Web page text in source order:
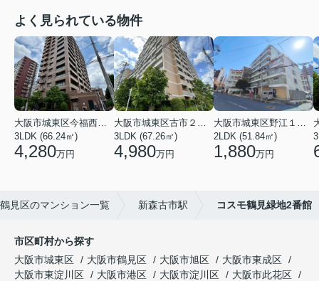
よく見られている物件
3LDK (66.24㎡)
4,280万円
3LDK (67.26㎡)
4,980万円
2LDK (51.84㎡)
1,880万円
見区のマンション一覧 新森古市駅 コスモ鶴見緑地2番館
市区町村から探す
大阪市城東区
大阪市鶴見区 大阪市旭区
大阪市東成区
大阪市東淀川区
大阪市港区 大阪市淀川区
大阪市此花区